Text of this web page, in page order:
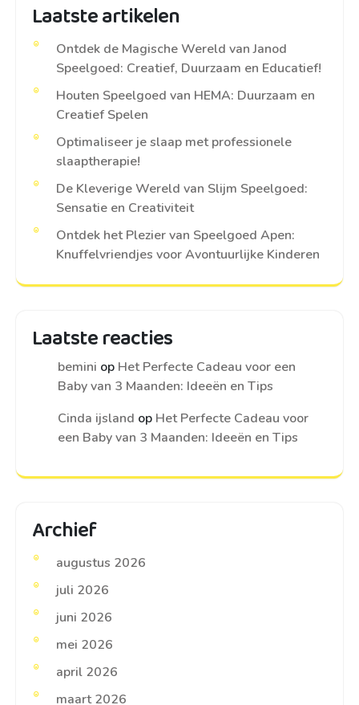
Laatste artikelen
Ontdek de Magische Wereld van Janod
Speelgoed: Creatief, Duurzaam en Educatief!
Houten Speelgoed van HEMA: Duurzaam en
Creatief Spelen
Optimaliseer je slaap met professionele
slaaptherapie!
De Kleverige Wereld van Slijm Speelgoed:
Sensatie en Creativiteit
Ontdek het Plezier van Speelgoed Apen:
Knuffelvriendjes voor Avontuurlijke Kinderen
Laatste reacties
bemini op Het Perfecte Cadeau voor een
Baby van 3 Maanden: Ideeën en Tips
Cinda ijsland op Het Perfecte Cadeau voor
een Baby van 3 Maanden: Ideeën en Tips
Archief
augustus 2026
juli 2026
juni 2026
mei 2026
april 2026
maart 2026